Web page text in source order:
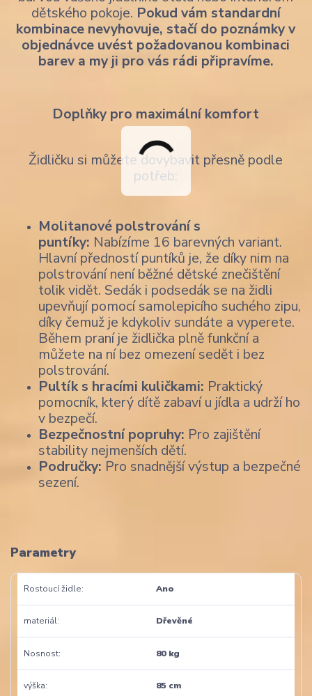
dětského pokoje. Pokud vám standardní
kombinace nevyhovuje, stačí do poznámky v
objednávce uvést požadovanou kombinaci
barev a my ji pro vás rádi připravíme.
Doplňky pro maximální komfort
Židličku si můžete dovybavit přesně podle
potřeb:
Molitanové polstrování s
puntíky: Nabízíme 16 barevných variant.
Hlavní předností puntíků je, že díky nim na
polstrování není běžné dětské znečištění
tolik vidět. Sedák i podsedák se na židli
upevňují pomocí samolepicího suchého zipu,
díky čemuž je kdykoliv sundáte a vyperete.
Během praní je židlička plně funkční a
můžete na ní bez omezení sedět i bez
polstrování.
Pultík s hracími kuličkami: Praktický
pomocník, který dítě zabaví u jídla a udrží ho
v bezpečí.
Bezpečnostní popruhy: Pro zajištění
stability nejmenších dětí.
Područky: Pro snadnější výstup a bezpečné
sezení.
Parametry
Rostoucí židle Ano
materiál Dřevěné
Nosnost 80 kg
výška 85 cm